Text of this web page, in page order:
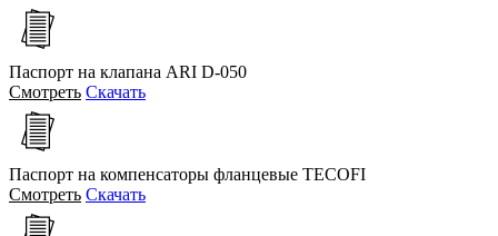
Паспорт на клапана ARI D-050
Смотреть Скачать
Паспорт на компенсаторы фланцевые TECOFI
Смотреть Скачать